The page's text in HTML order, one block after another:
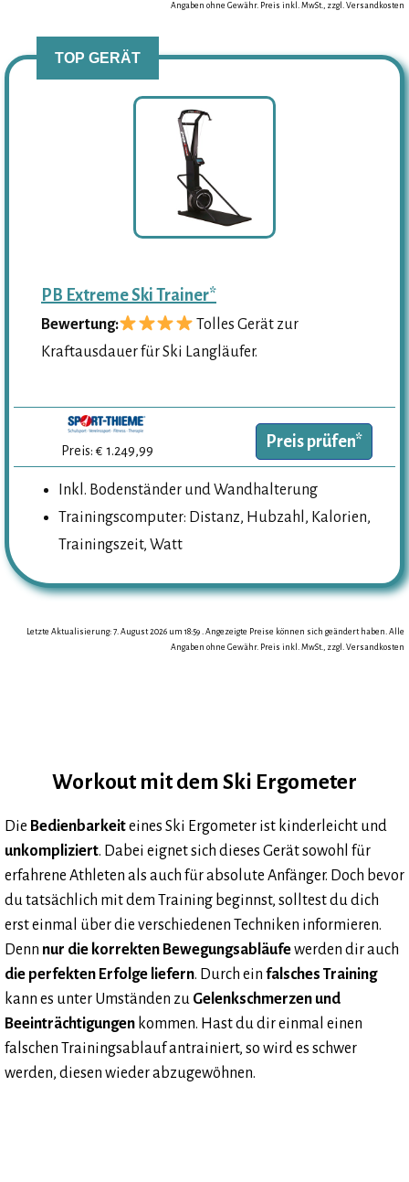
Angaben ohne Gewähr. Preis inkl. MwSt., zzgl. Versandkosten
TOP GERÄT
PB Extreme Ski Trainer*
Bewertung:
Tolles Gerät zur
Kraftausdauer für Ski Langläufer.
Inkl. Bodenständer und Wandhalterung
Trainingscomputer: Distanz, Hubzahl, Kalorien,
Trainingszeit, Watt
Preis: € 1.249,99 Preis prüfen*
Letzte Aktualisierung: 7. August 2026 um 18:59 . Angezeigte Preise können sich geändert haben. Alle
Angaben ohne Gewähr. Preis inkl. MwSt., zzgl. Versandkosten
Workout mit dem Ski Ergometer
Die Bedienbarkeiteines Ski Ergometer ist kinderleicht und
unkompliziert. Dabei eignet sich dieses Gerät sowohl für
erfahrene Athleten als auch für absolute Anfänger. Doch bevor
du tatsächlich mit dem Training beginnst, solltest du dich
erst einmal über die verschiedenen Techniken informieren.
Denn nur die korrekten Bewegungsabläufewerden dir auch
die perfekten Erfolge liefern. Durch ein falsches Training
kann es unter Umständen zu Gelenkschmerzen und
Beeinträchtigungen kommen. Hast du dir einmal einen
falschen Trainingsablauf antrainiert, so wird es schwer
werden, diesen wieder abzugewöhnen.